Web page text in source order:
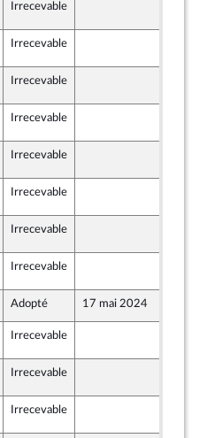
Irrecevable
Irrecevable
Irrecevable
Irrecevable
Irrecevable
Irrecevable
Irrecevable
Populaire écologique et sociale
Irrecevable
Adopté 17 mai 2024
Irrecevable
Irrecevable
Irrecevable